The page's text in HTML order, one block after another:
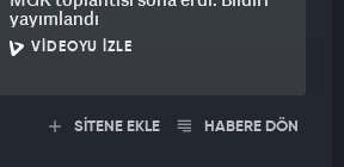
yayımlandı
VIDEOYU İZLE
SİTENE EKLE HABERE DÖN